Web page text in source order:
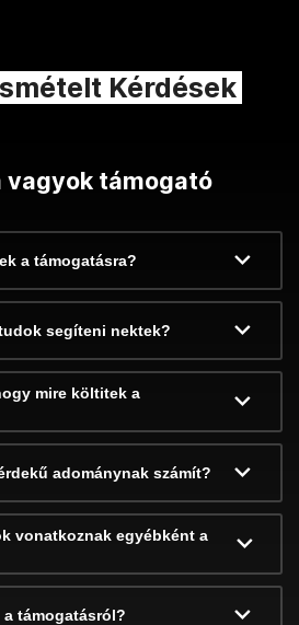
Kérdések
vagyok támogató
a támogatásra?
segíteni nektek?
mire költitek a
adománynak számít?
vonatkoznak egyébként a
támogatásról?